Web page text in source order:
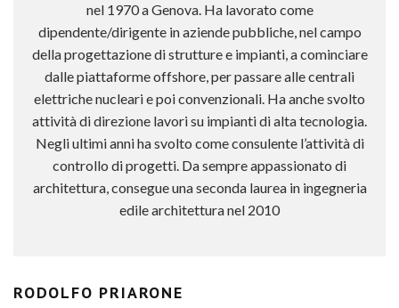
nel 1970 a Genova. Ha lavorato come
dipendente/dirigente in aziende pubbliche, nel campo
della progettazione di strutture e impianti, a cominciare
dalle piattaforme offshore, per passare alle centrali
elettriche nucleari e poi convenzionali. Ha anche svolto
attività di direzione lavori su impianti di alta tecnologia.
Negli ultimi anni ha svolto come consulente l’attività di
controllo di progetti. Da sempre appassionato di
architettura, consegue una seconda laurea in ingegneria
edile architettura nel 2010
RODOLFO PRIARONE